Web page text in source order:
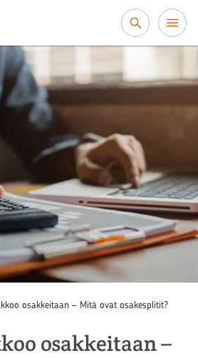
osakkeitaan – Mitä ovat osakesplitit?
osakkeitaan –